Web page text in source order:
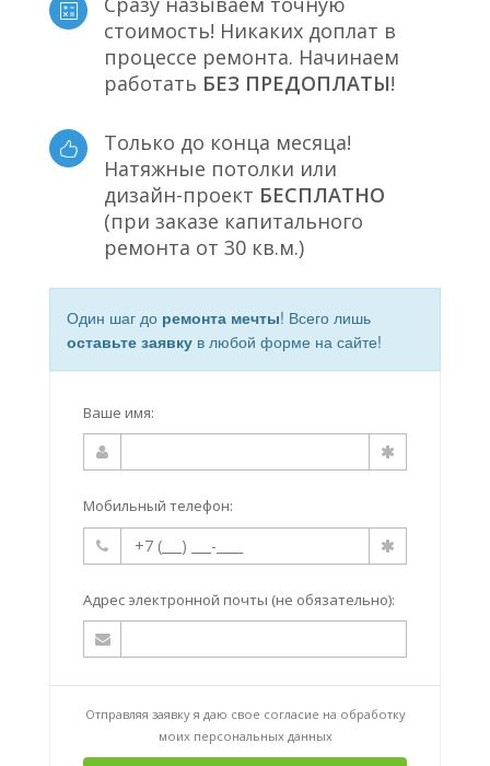
стоимость! Никаких доплат в
процессе ремонта. Начинаем
работать БЕЗ ПРЕДОПЛАТЫ!
Только до конца месяца!
Натяжные потолки или
дизайн-проект БЕСПЛАТНО
(при заказе капитального
ремонта от 30 кв.м.)
Один шаг до ремонта мечты! Всего лишь
оставьте заявку в любой форме на сайте!
Ваше имя:
Мобильный телефон:
Адрес электронной почты (не обязательно):
Отправляя заявку я даю свое согласие на обработку
моих персональных данных